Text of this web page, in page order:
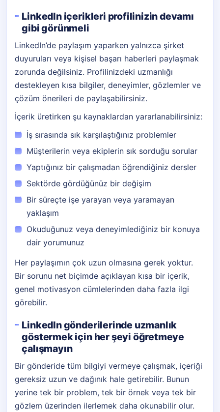
LinkedIn içerikleri profilinizin devamı
gibi görünmeli
LinkedIn’de paylaşım yaparken yalnızca şirket
duyuruları veya kişisel başarı haberleri paylaşmak
zorunda değilsiniz. Profilinizdeki uzmanlığı
destekleyen kısa bilgiler, deneyimler, gözlemler ve
çözüm önerileri de paylaşabilirsiniz.
İçerik üretirken şu kaynaklardan yararlanabilirsiniz:
İş sırasında sık karşılaştığınız problemler
Müşterilerin veya ekiplerin sık sorduğu sorular
Yaptığınız bir çalışmadan öğrendiğiniz dersler
Sektörde gördüğünüz bir değişim
Bir süreçte işe yarayan veya yaramayan
yaklaşım
Okuduğunuz veya deneyimlediğiniz bir konuya
dair yorumunuz
Her paylaşımın çok uzun olmasına gerek yoktur.
Bir sorunu net biçimde açıklayan kısa bir içerik,
genel motivasyon cümlelerinden daha fazla ilgi
görebilir.
LinkedIn gönderilerinde uzmanlık
göstermek için her şeyi öğretmeye
çalışmayın
Bir gönderide tüm bilgiyi vermeye çalışmak, içeriği
gereksiz uzun ve dağınık hale getirebilir. Bunun
yerine tek bir problem, tek bir örnek veya tek bir
gözlem üzerinden ilerlemek daha okunabilir olur.